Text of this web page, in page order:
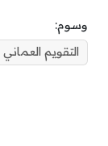
وسوم:
التقويم العماني